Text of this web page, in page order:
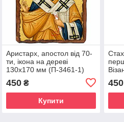
Аристарх, апостол від 70-
ти, ікона на дереві
130х170 мм (П-3461-1)
450₴
Купити
(П-
450